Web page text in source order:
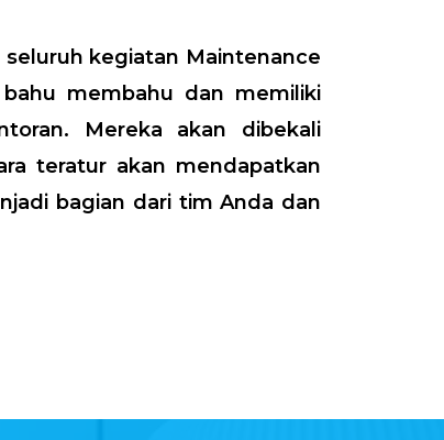
kegiatan Maintenance
membahu dan memiliki
Mereka akan dibekali
teratur akan mendapatkan
bagian dari tim Anda dan